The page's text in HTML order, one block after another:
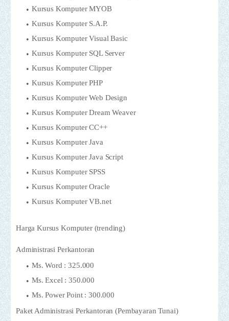
Kursus Komputer MYOB
Kursus Komputer S.A.P.
Kursus Komputer Visual Basic
Kursus Komputer SQL Server
Kursus Komputer Clipper
Kursus Komputer PHP
Kursus Komputer Web Design
Kursus Komputer Dream Weaver
Kursus Komputer CC++
Kursus Komputer Java
Kursus Komputer Java Script
Kursus Komputer SPSS
Kursus Komputer Oracle
Kursus Komputer VB.net
Harga Kursus Komputer (trending)
Administrasi Perkantoran
Ms. Word : 325.000
Ms. Excel : 350.000
Ms. Power Point : 300.000
Paket Administrasi Perkantoran (Pembayaran Tunai)